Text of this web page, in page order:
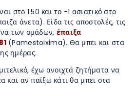
στο 1.50 και το -1 ασιατικό στο
άνετα). Είδα τις αποστολές, τις
των ομάδων, έπαιξα
(Pamestoixima). Θα μπει και στα
ημέρας.
έχω ανοιχτά ζητήματα να
και αν παίξω κάτι θα μπει στα